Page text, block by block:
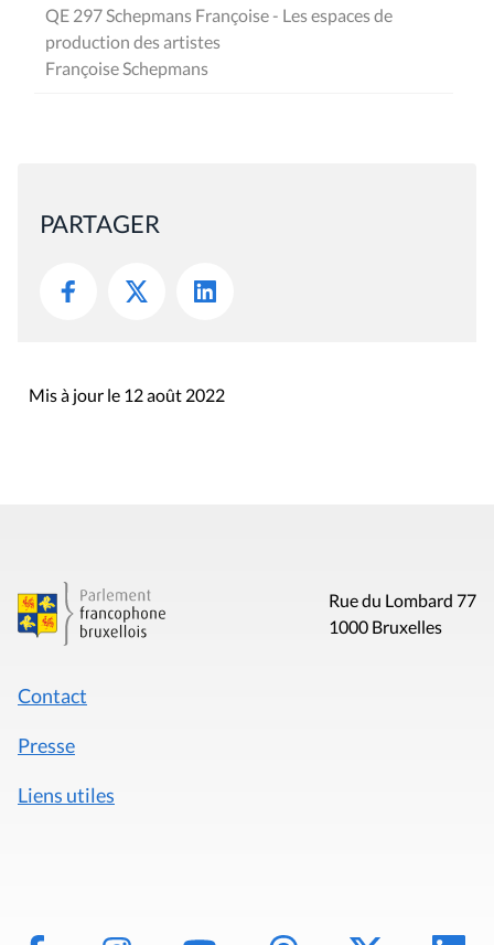
QE 297 Schepmans Françoise - Les espaces de
production des artistes
Françoise Schepmans
PARTAGER
Mis à jour le 12 août 2022
Rue du Lombard 77
1000 Bruxelles
Contact
Presse
Liens utiles